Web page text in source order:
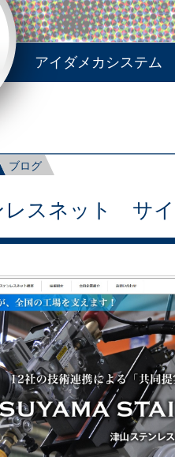
アイダメカシステム
ブログ
レスネット サ